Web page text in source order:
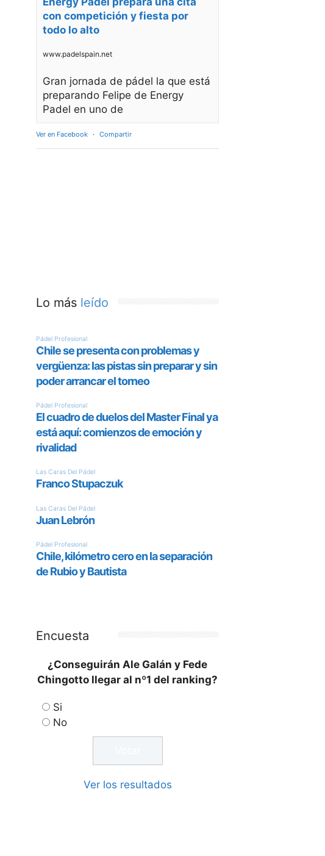
con competición y fiesta por
todo lo alto
www.padelspain.net
Gran jornada de pádel la que está
preparando Felipe de Energy
Padel en uno de
Ver en Facebook · Compartir
Lo más leído
Encuesta
¿Conseguirán Ale Galán y Fede
Chingotto llegar al nº1 del ranking?
Si
No
Ver los resultados